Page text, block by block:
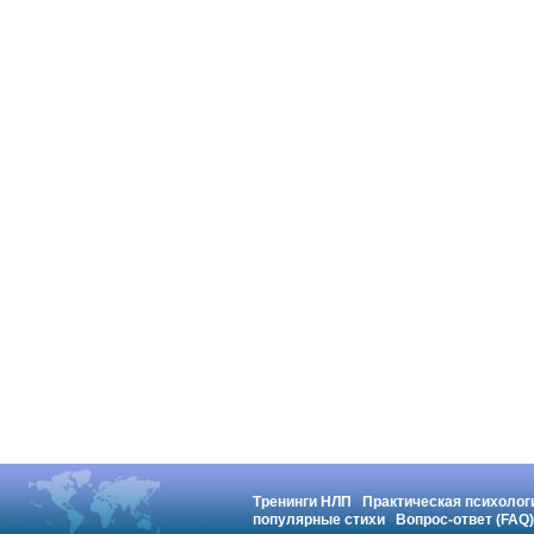
Тренинги НЛП
Практическая
популярные стихи
Вопрос-ответ (FAQ)